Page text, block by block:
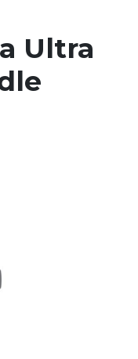
Ultra